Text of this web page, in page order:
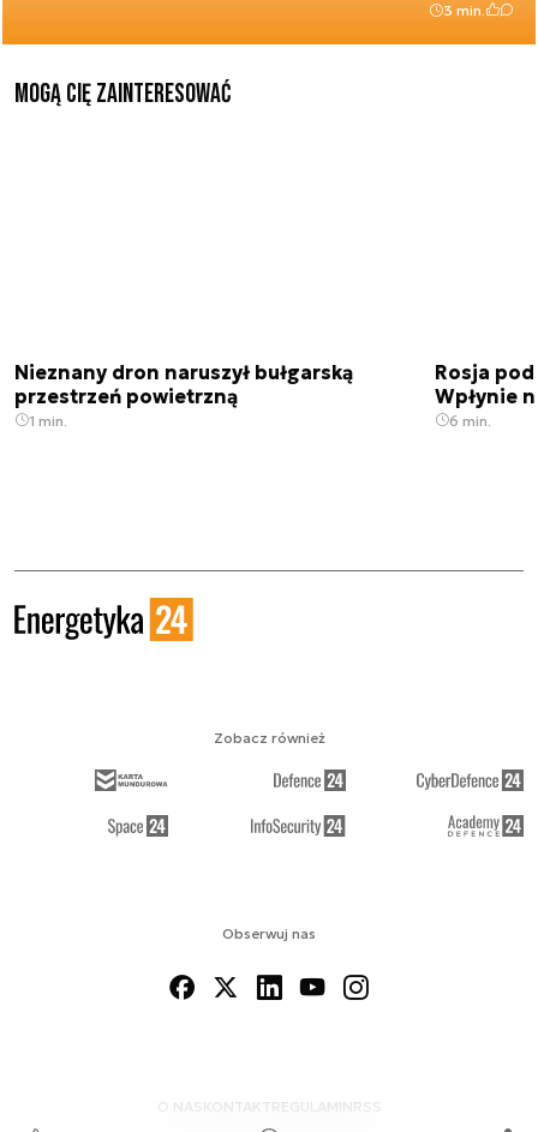
3 min.
Mogą Cię zainteresować
Nieznany dron naruszył bułgarską
przestrzeń powietrzną
1 min.
Rosja
Wpłynie
6 min.
Obserwuj nas
O NAS KONTAKTREGULAMINRSS
Zobacz również